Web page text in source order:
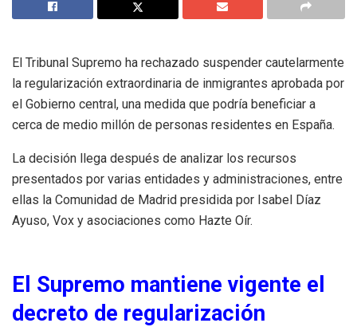
El Tribunal Supremo ha rechazado suspender cautelarmente
la regularización extraordinaria de inmigrantes aprobada por
el Gobierno central, una medida que podría beneficiar a
cerca de medio millón de personas residentes en España.
La decisión llega después de analizar los recursos
presentados por varias entidades y administraciones, entre
ellas la Comunidad de Madrid presidida por Isabel Díaz
Ayuso, Vox y asociaciones como Hazte Oír.
El Supremo mantiene vigente el
decreto de regularización